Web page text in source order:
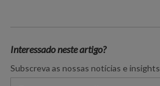
Interessado neste artigo?
Subscreva as nossas notícias e insights